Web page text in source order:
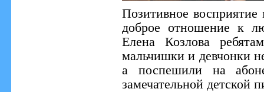
Позитивное
доброе отношение к
Елена Козлова
мальчишки и девчонки
а поспешили на
замечательной детской